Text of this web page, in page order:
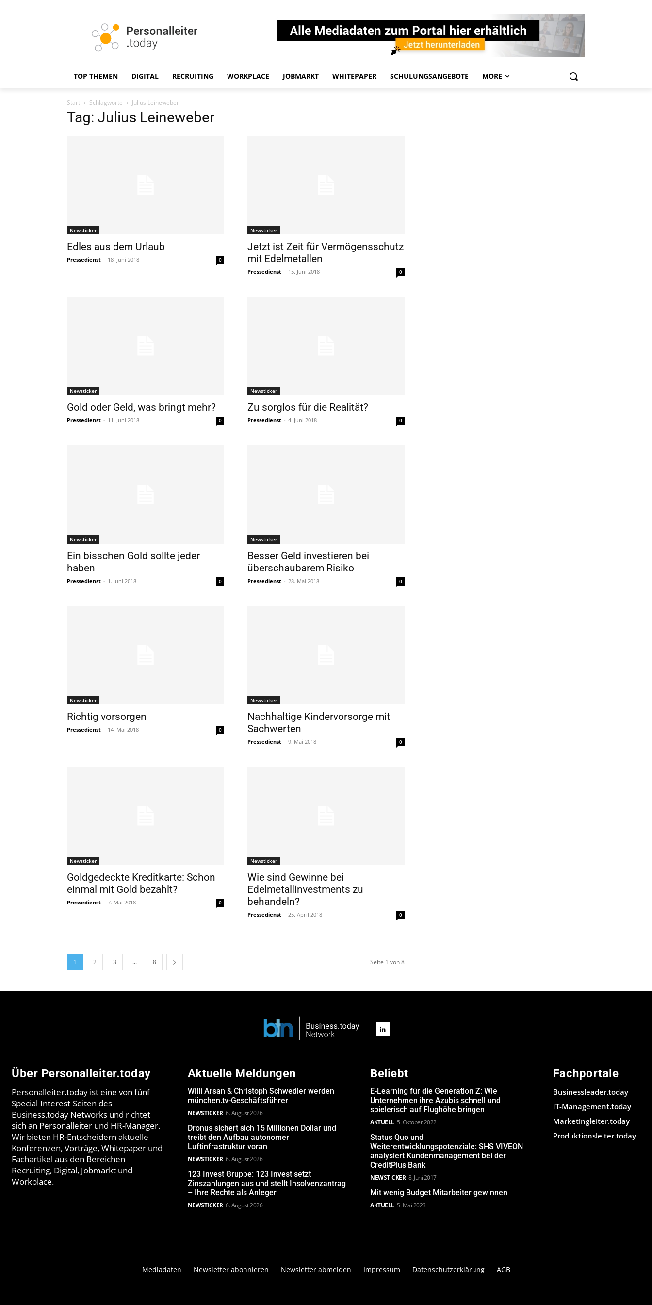
TOP THEMEN DIGITAL RECRUITING WORKPLACE JOBMARKT WHITEPAPER SCHULUNGSANGEBOTE MORE
Start Schlagworte Julius Leineweber
Tag: Julius Leineweber
Newsticker
Edles aus dem Urlaub
Pressedienst - 18. Juni 2018 0
Newsticker
Jetzt ist Zeit für Vermögensschutz
mit Edelmetallen
Pressedienst - 15. Juni 2018 0
Newsticker
Gold oder Geld, was bringt mehr?
Pressedienst - 11. Juni 2018 0
Newsticker
Zu sorglos für die Realität?
Pressedienst - 4. Juni 2018 0
Newsticker
Ein bisschen Gold sollte jeder
haben
Pressedienst - 1. Juni 2018 0
Newsticker
Besser Geld investieren bei
überschaubarem Risiko
Pressedienst - 28. Mai 2018 0
Newsticker
Richtig vorsorgen
Pressedienst - 14. Mai 2018 0
Newsticker
Nachhaltige Kindervorsorge mit
Sachwerten
Pressedienst - 9. Mai 2018 0
Newsticker
Goldgedeckte Kreditkarte: Schon
einmal mit Gold bezahlt?
Pressedienst - 7. Mai 2018 0
Newsticker
Wie sind Gewinne bei
Edelmetallinvestments zu
behandeln?
Pressedienst - 25. April 2018 0
1 2 3 ... 8 Seite 1 von 8
Über Personalleiter.today
Personalleiter.today ist eine von fünf
Special-Interest-Seiten des
Business.today Networks und richtet
sich an Personalleiter und HR-Manager.
Wir bieten HR-Entscheidern aktuelle
Konferenzen, Vorträge, Whitepaper und
Fachartikel aus den Bereichen
Recruiting, Digital, Jobmarkt und
Workplace.
Aktuelle Meldungen
Willi Arsan & Christoph Schwedler werden
münchen.tv-Geschäftsführer
NEWSTICKER 6. August 2026
Dronus sichert sich 15 Millionen Dollar und
treibt den Aufbau autonomer
Luftinfrastruktur voran
NEWSTICKER 6. August 2026
123 Invest Gruppe: 123 Invest setzt
Zinszahlungen aus und stellt Insolvenzantrag
– Ihre Rechte als Anleger
NEWSTICKER 6. August 2026
Beliebt
E-Learning für die Generation Z: Wie
Unternehmen ihre Azubis schnell und
spielerisch auf Flughöhe bringen
AKTUELL 5. Oktober 2022
Status Quo und
Weiterentwicklungspotenziale: SHS VIVEON
analysiert Kundenmanagement bei der
CreditPlus Bank
NEWSTICKER 8. Juni 2017
Mit wenig Budget Mitarbeiter gewinnen
AKTUELL 5. Mai 2023
Fachportale
Businessleader.today
IT-Management.today
Marketingleiter.today
Produktionsleiter.today
Mediadaten Newsletter abonnieren Newsletter abmelden Impressum Datenschutzerklärung AGB